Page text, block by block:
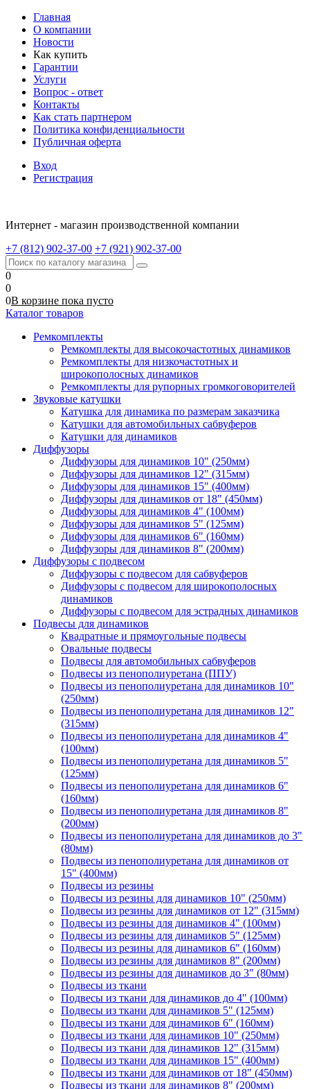
Главная
О компании
Новости
Как купить
Гарантии
Услуги
Вопрос - ответ
Контакты
Как стать партнером
Политика конфиденциальности
Публичная оферта
Вход
Регистрация
Интернет - магазин производственной компании
+7 (812) 902-37-00 +7 (921) 902-37-00
0
0
0В корзине пока пусто
Каталог товаров
Ремкомплекты
Ремкомплекты для высокочастотных динамиков
Ремкомплекты для низкочастотных и
широкополосных динамиков
Ремкомплекты для рупорных громкоговорителей
Звуковые катушки
Катушка для динамика по размерам заказчика
Катушки для автомобильных сабвуферов
Катушки для динамиков
Диффузоры
Диффузоры для динамиков 10" (250мм)
Диффузоры для динамиков 12" (315мм)
Диффузоры для динамиков 15" (400мм)
Диффузоры для динамиков от 18" (450мм)
Диффузоры для динамиков 4" (100мм)
Диффузоры для динамиков 5" (125мм)
Диффузоры для динамиков 6" (160мм)
Диффузоры для динамиков 8" (200мм)
Диффузоры с подвесом
Диффузоры с подвесом для сабвуферов
Диффузоры с подвесом для широкополосных
динамиков
Диффузоры с подвесом для эстрадных динамиков
Подвесы для динамиков
Квадратные и прямоугольные подвесы
Овальные подвесы
Подвесы для автомобильных сабвуферов
Подвесы из пенополиуретана (ППУ)
Подвесы из пенополиуретана для динамиков 10"
(250мм)
Подвесы из пенополиуретана для динамиков 12"
(315мм)
Подвесы из пенополиуретана для динамиков 4"
(100мм)
Подвесы из пенополиуретана для динамиков 5"
(125мм)
Подвесы из пенополиуретана для динамиков 6"
(160мм)
Подвесы из пенополиуретана для динамиков 8"
(200мм)
Подвесы из пенополиуретана для динамиков до 3"
(80мм)
Подвесы из пенополиуретана для динамиков от
15" (400мм)
Подвесы из резины
Подвесы из резины для динамиков 10" (250мм)
Подвесы из резины для динамиков от 12" (315мм)
Подвесы из резины для динамиков 4" (100мм)
Подвесы из резины для динамиков 5" (125мм)
Подвесы из резины для динамиков 6" (160мм)
Подвесы из резины для динамиков 8" (200мм)
Подвесы из резины для динамиков до 3" (80мм)
Подвесы из ткани
Подвесы из ткани для динамиков до 4" (100мм)
Подвесы из ткани для динамиков 5" (125мм)
Подвесы из ткани для динамиков 6" (160мм)
Подвесы из ткани для динамиков 10" (250мм)
Подвесы из ткани для динамиков 12" (315мм)
Подвесы из ткани для динамиков 15" (400мм)
Подвесы из ткани для динамиков от 18" (450мм)
Подвесы из ткани для динамиков 8" (200мм)